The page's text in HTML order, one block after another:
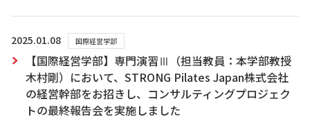
2025.01.08 国際経営学部
【国際経営学部】専門演習Ⅲ（担当教員：本学部教授
木村剛）において、STRONG Pilates Japan株式会社
の経営幹部をお招きし、コンサルティングプロジェク
トの最終報告会を実施しました